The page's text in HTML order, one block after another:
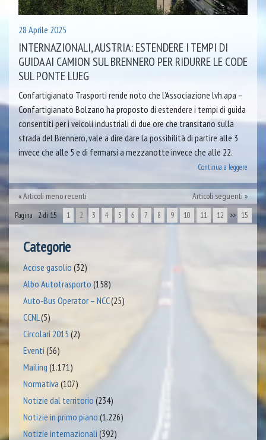
28 Aprile 2025
INTERNAZIONALI, AUSTRIA: ESTENDERE I TEMPI DI
GUIDA AI CAMION SUL BRENNERO PER RIDURRE LE CODE
SUL PONTE LUEG
Confartigianato Trasporti rende noto che l’Associazione lvh.apa –
Confartigianato Bolzano ha proposto di estendere i tempi di guida
consentiti per i veicoli industriali di due ore che transitano sulla
strada del Brennero, vale a dire dare la possibilità di partire alle 3
invece che alle 5 e di fermarsi a mezzanotte invece che alle 22.
Continua a leggere
Articoli meno recenti Articoli seguenti
Pagina 2 di 15 1 2 3 4 5 6 7 8 9 10 11 12 >> 15
Categorie
Accise gasolio (32)
Albo Autotrasporto (158)
Auto-Bus Operator – NCC(25)
CCNL (5)
Circolari 2015 (2)
Eventi (56)
Mailing (1.171)
Normativa (107)
Notizie dal territorio (234)
Notizie in primo piano (1.226)
Notizie internazionali (392)